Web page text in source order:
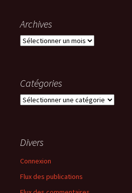
Archives
Archives
Catégories
Catégories
Divers
Connexion
Flux des publications